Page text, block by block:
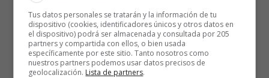
Tus datos personales se tratarán y la información de tu
dispositivo (cookies, identificadores únicos y otros datos en
el dispositivo) podrá ser almacenada y consultada por 205
partners y compartida con ellos, o bien usada
específicamente por este sitio. Tanto nosotros como
nuestros partners podemos usar datos precisos de
geolocalización. Lista de partners.